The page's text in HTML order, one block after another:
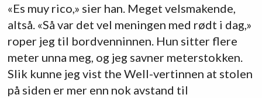
«Es muy rico,» sier han. Meget velsmakende,
altså. «Så var det vel meningen med rødt i dag,»
roper jeg til bordvenninnen. Hun sitter flere
meter unna meg, og jeg savner meterstokken.
Slik kunne jeg vist the Well-vertinnen at stolen
på siden er mer enn nok avstand til